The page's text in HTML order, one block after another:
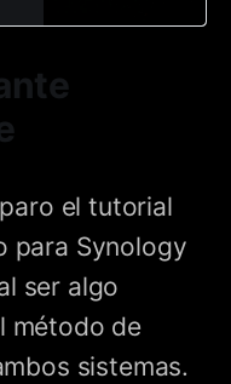
el tutorial
para Synology
ser algo
método de
sistemas.